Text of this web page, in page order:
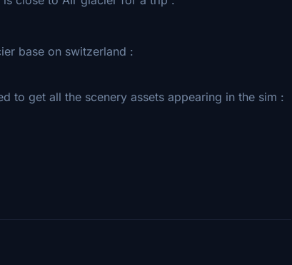
base on switzerland :
to get all the scenery assets appearing in the sim :